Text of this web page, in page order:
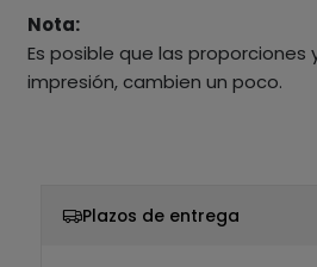
Nota:
Es posible que las proporciones
impresión, cambien un poco.
Plazos de entrega